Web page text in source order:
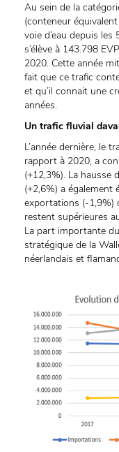
Au sein de la
(conteneur
voie d’eau depuis
s’élève à 143.798
2020. Cette année
fait que ce trafic
et qu’il connait une
années.
Un trafic fluvial
L’année dernière, le
rapport à 2020, a
(+12,3%). La
(+2,6%) a également
exportations (-1,9%)
restent supérieures
La part importante
stratégique de la
néerlandais et